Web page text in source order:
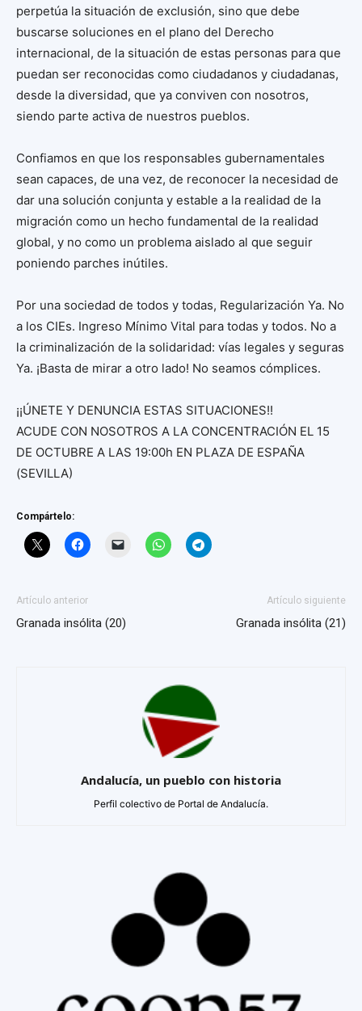
perpetúa la situación de exclusión, sino que debe
buscarse soluciones en el plano del Derecho
internacional, de la situación de estas personas para que
puedan ser reconocidas como ciudadanos y ciudadanas,
desde la diversidad, que ya conviven con nosotros,
siendo parte activa de nuestros pueblos.
Confiamos en que los responsables gubernamentales
sean capaces, de una vez, de reconocer la necesidad de
dar una solución conjunta y estable a la realidad de la
migración como un hecho fundamental de la realidad
global, y no como un problema aislado al que seguir
poniendo parches inútiles.
Por una sociedad de todos y todas, Regularización Ya. No
a los CIEs. Ingreso Mínimo Vital para todas y todos. No a
la criminalización de la solidaridad: vías legales y seguras
Ya. ¡Basta de mirar a otro lado! No seamos cómplices.
¡¡ÚNETE Y DENUNCIA ESTAS SITUACIONES!!
ACUDE CON NOSOTROS A LA CONCENTRACIÓN EL 15
DE OCTUBRE A LAS 19:00h EN PLAZA DE ESPAÑA
(SEVILLA)
Compártelo:
Artículo anterior
Granada insólita (20)
Artículo siguiente
Granada insólita (21)
Andalucía, un pueblo con historia
Perfil colectivo de Portal de Andalucía.